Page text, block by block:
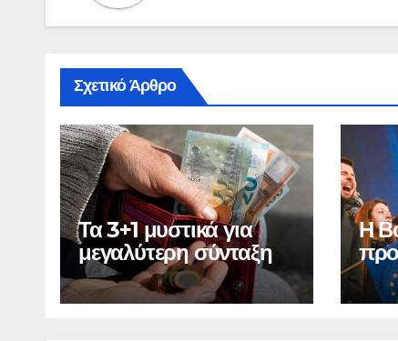
Σχετικό Άρθρο
Τα 3+1 μυστικά για
μεγαλύτερη σύνταξη
Η